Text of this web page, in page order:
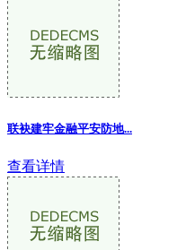
联袂建牢金融平安防地...
查看详情